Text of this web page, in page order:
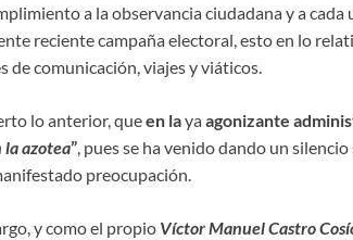
a la observancia ciudadana y a cada
reciente campaña electoral, esto en lo
de comunicación, viajes y viáticos.
lo anterior, queen layaagonizante
la azotea” , pues se ha venido dando un
preocupación.
y como el propio Víctor Manuel Castro